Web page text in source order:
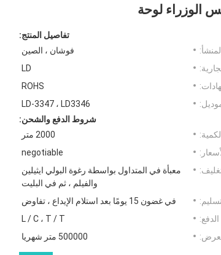
الوزراء لوحة
تفاصيل المنتج:
فوشان ، الصين
LD
ROHS
LD-3347 ، LD3346
شروط الدفع والشحن:
2000 متر
negotiable
معبأة في المتداول بواسطة رغوة البولي ايثيلين
والفيلم ، ثم في البليت
في غضون 15 يومًا بعد استلام الإيداع ، تفاوض
L / C ، T / T
500000 متر شهريا